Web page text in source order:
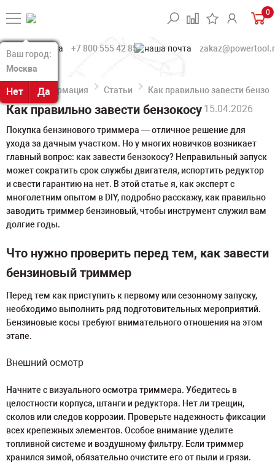
Ваш город:
Москва
Нет Да
Ваш город:
Москва
Нет Да
0
+7 800 555 42 85
Информация Статьи Как правильно завести
Как правильно завести бензокосу 15.04.2026
Покупка бензинового триммера — отличное решение для
ухода за дачным участком. Но у многих новичков возникает
главный вопрос: как завести бензокосу? Неправильный запуск
может сократить срок службы двигателя, испортить редуктор
и свести гарантию на нет. В этой статье я, как эксперт с
многолетним опытом в DIY, подробно расскажу, как правильно
заводить триммер бензиновый, чтобы инструмент служил вам
долгие годы.
Что нужно проверить перед тем, как завести
бензиновый триммер
Перед тем как приступить к первому или сезонному запуску,
необходимо выполнить ряд подготовительных мероприятий.
Бензиновые косы требуют внимательного отношения на этом
этапе.
Внешний осмотр
Начните с визуального осмотра триммера. Убедитесь в
целостности корпуса, штанги и редуктора. Нет ли трещин,
сколов или следов коррозии. Проверьте надежность фиксации
всех крепежных элементов. Особое внимание уделите
топливной системе и воздушному фильтру. Если триммер
хранился зимой, обязательно очистите его от пыли и грязи.